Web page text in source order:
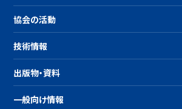
協会の活動
技術情報
出版物・資料
一般向け情報